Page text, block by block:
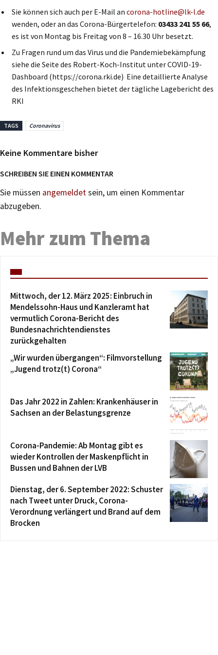
Sie können sich auch per E-Mail an corona-hotline@lk-l.de
wenden, oder an das Corona-Bürgertelefon: 03433 241 55 66,
es ist von Montag bis Freitag von 8 – 16.30 Uhr besetzt.
Zu Fragen rund um das Virus und die Pandemiebekämpfung
siehe die Seite des Robert-Koch-Institut unter COVID-19-
Dashboard (https://corona.rki.de) Eine detaillierte Analyse
des Infektionsgeschehen bietet der tägliche Lagebericht des
RKI
TAGS Coronavirus
Keine Kommentare bisher
SCHREIBEN SIE EINEN KOMMENTAR
Sie müssen angemeldetsein, um einen Kommentar
abzugeben.
Mehr zum Thema
Mittwoch, der 12. März 2025: Einbruch in
Mendelssohn-Haus und Kanzleramt hat
vermutlich Corona-Bericht des
Bundesnachrichtendienstes
zurückgehalten
„Wir wurden übergangen“: Filmvorstellung
„Jugend trotz(t) Corona“
Das Jahr 2022 in Zahlen: Krankenhäuser in
Sachsen an der Belastungsgrenze
Corona-Pandemie: Ab Montag gibt es
wieder Kontrollen der Maskenpflicht in
Bussen und Bahnen der LVB
Dienstag, der 6. September 2022: Schuster
nach Tweet unter Druck, Corona-
Verordnung verlängert und Brand auf dem
Brocken